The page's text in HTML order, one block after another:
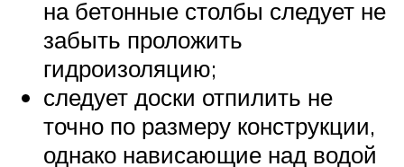
на бетонные столбы следует не
забыть проложить
гидроизоляцию;
следует доски отпилить не
точно по размеру конструкции,
однако нависающие над водой